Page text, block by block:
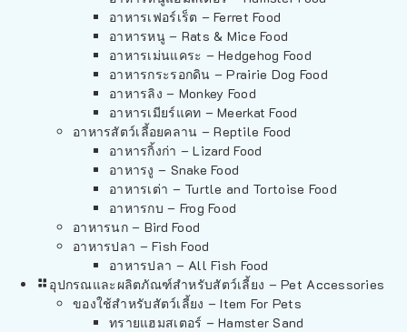
อาหารเฟอร์เร็ต – Ferret Food
อาหารหนู – Rats & Mice Food
อาหารเม่นแคระ – Hedgehog Food
อาหารกระรอกดิน – Prairie Dog Food
อาหารลิง – Monkey Food
อาหารเมียร์แคท – Meerkat Food
อาหารสัตว์เลี้อยคลาน – Reptile Food
อาหารกิ้งก่า – Lizard Food
อาหารงู – Snake Food
อาหารเต่า – Turtle and Tortoise Food
อาหารกบ – Frog Food
อาหารนก – Bird Food
อาหารปลา – Fish Food
อาหารปลา – All Fish Food
อุปกรณและผลิตภัณฑ์สำหรับสัตว์เลี้ยง – Pet Accessories
ของใช้สำหรับสัตว์เลี้ยง – Item For Pets
ทรายแฮมสเตอร์ – Hamster Sand